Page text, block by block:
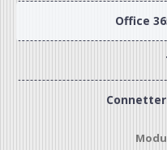
Office